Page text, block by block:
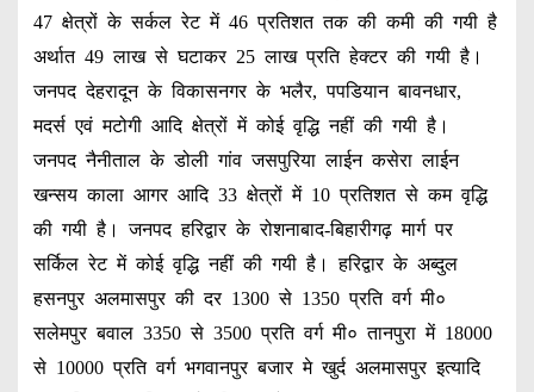
47 क्षेत्रों के सर्कल रेट में 46 प्रतिशत तक की कमी की गयी है
अर्थात 49 लाख से घटाकर 25 लाख प्रति हेक्टर की गयी है।
जनपद देहरादून के विकासनगर के भलैर, पपडियान बावनधार,
मदर्स एवं मटोगी आदि क्षेत्रों में कोई वृद्धि नहीं की गयी है।
जनपद नैनीताल के डोली गांव जसपुरिया लाईन कसेरा लाईन
खन्सय काला आगर आदि 33 क्षेत्रों में 10 प्रतिशत से कम वृद्धि
की गयी है। जनपद हरिद्वार के रोशनाबाद-बिहारीगढ़ मार्ग पर
सर्किल रेट में कोई वृद्धि नहीं की गयी है। हरिद्वार के अब्दुल
हसनपुर अलमासपुर की दर 1300 से 1350 प्रति वर्ग मी०
सलेमपुर बवाल 3350 से 3500 प्रति वर्ग मी० तानपुरा में 18000
से 10000 प्रति वर्ग भगवानपुर बजार मे खुर्द अलमासपुर इत्यादि